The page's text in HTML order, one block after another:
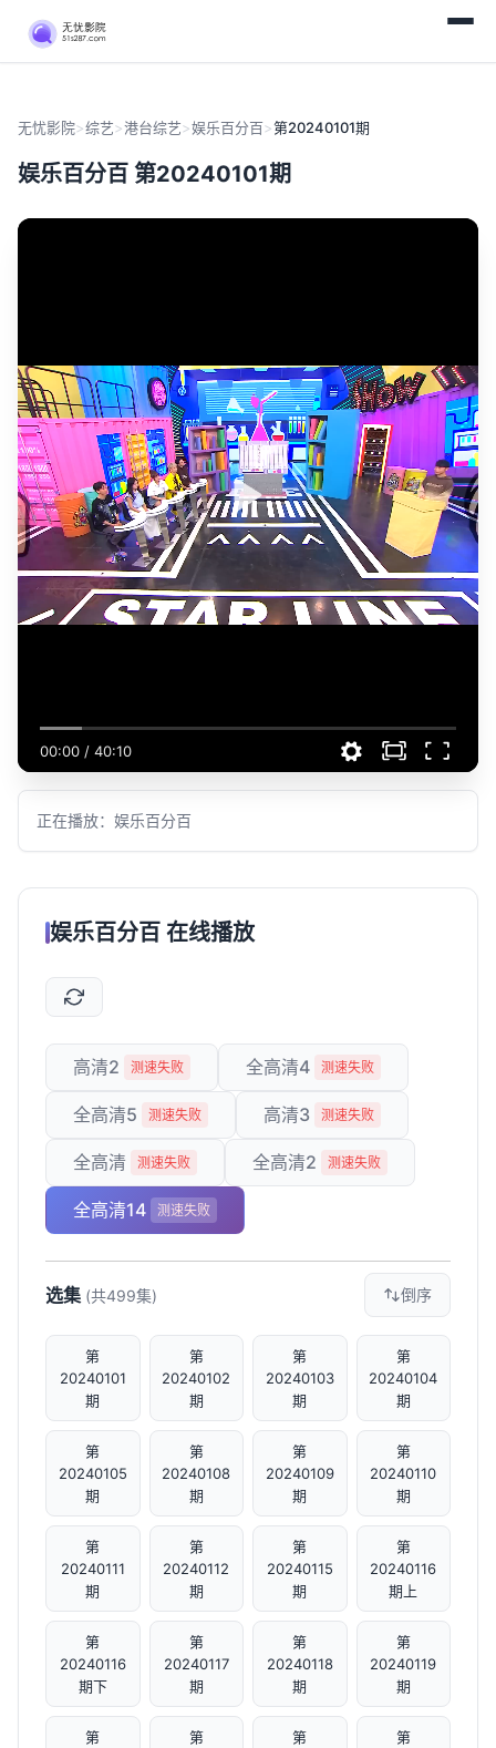
无忧影院>综艺>港台综艺>娱乐百分百>第20240101期
娱乐百分百 第20240101期
00:00 / 40:10
正在播放：娱乐百分百
娱乐百分百 在线播放
高清2 测速失败 全高清4 测速失败
全高清5 测速失败 高清3 测速失败
全高清 测速失败 全高清2 测速失败
全高清14 测速失败
选集 (共499集) 倒序
第
20240101
期
第
20240102
期
第
20240103
期
第
20240104
期
第
20240105
期
第
20240108
期
第
20240109
期
第
20240110
期
第
20240111
期
第
20240112
期
第
20240115
期
第
20240116
期上
第
20240116
期下
第
20240117
期
第
20240118
期
第
20240119
期
第
第
第
第